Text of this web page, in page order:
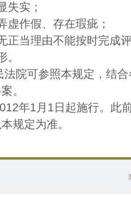
失实；
虚作假、存在瑕疵；
正当理由不能按时完成
。
法院可参照本规定，结
。
年1月1日起施行。此
规定为准。